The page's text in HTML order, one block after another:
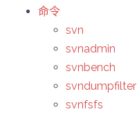
命令
svn
svnadmin
svnbench
svndumpfilter
svnfsfs